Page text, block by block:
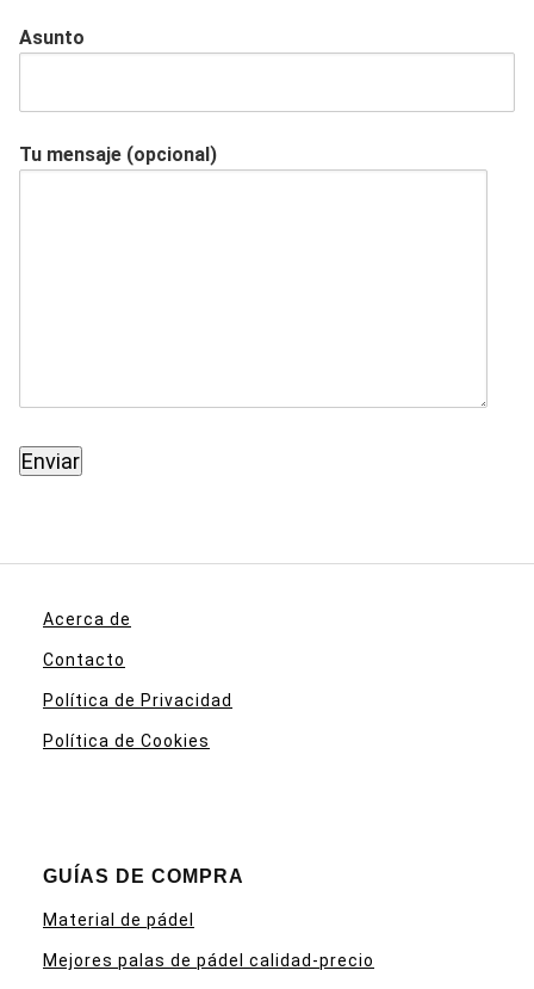
Asunto
Tu mensaje (opcional)
Acerca de
Contacto
Política de Privacidad
Política de Cookies
GUÍAS DE COMPRA
Material de pádel
Mejores palas de pádel calidad-precio